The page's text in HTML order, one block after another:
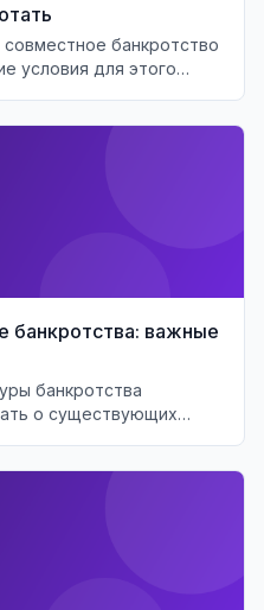
банкротство
условия для этого
банкротства: важные
банкротства
о существующих